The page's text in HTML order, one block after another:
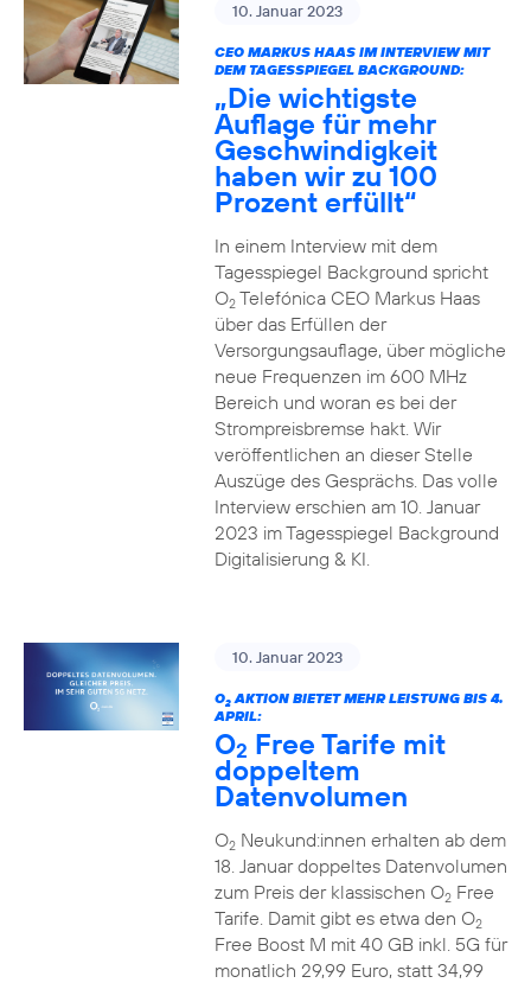
10. Januar 2023
CEO MARKUS HAAS IM INTERVIEW MIT
DEM TAGESSPIEGEL BACKGROUND:
„Die wichtigste
Auflage für mehr
Geschwindigkeit
haben wir zu 100
Prozent erfüllt“
In einem Interview mit dem
Tagesspiegel Background spricht
O2Telefónica CEO Markus Haas
über das Erfüllen der
Versorgungsauflage, über mögliche
neue Frequenzen im 600 MHz
Bereich und woran es bei der
Strompreisbremse hakt. Wir
veröffentlichen an dieser Stelle
Auszüge des Gesprächs. Das volle
Interview erschien am 10. Januar
2023 im Tagesspiegel Background
Digitalisierung & KI.
10. Januar 2023
O2AKTION BIETET MEHR LEISTUNG BIS 4.
APRIL:
O2 Free Tarife mit
doppeltem
Datenvolumen
O2Neukund:innen erhalten ab dem
18. Januar doppeltes Datenvolumen
zum Preis der klassischen O2Free
Tarife. Damit gibt es etwa den O2
Free Boost M mit 40 GB inkl. 5G für
monatlich 29,99 Euro, statt 34,99